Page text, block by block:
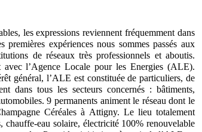
les expressions reviennent fréquemment dans
expériences nous sommes passés aux
de réseaux très professionnels et aboutis.
avec l’Agence Locale pour les Energies (ALE).
général, l’ALE est constituée de particuliers, de
dans tous les secteurs concernés : bâtiments,
9 permanents animent le réseau dont le
Céréales à Attigny. Le lieu totalement
chauffe-eau solaire, électricité 100% renouvelable